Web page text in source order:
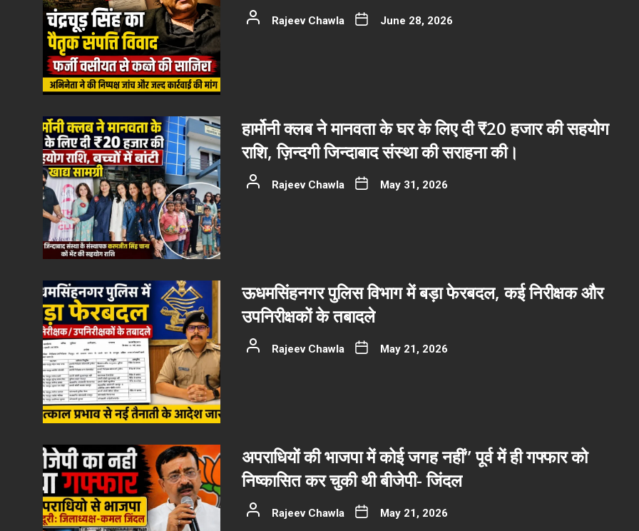
Rajeev Chawla June 28, 2026
हार्मोनी क्लब ने मानवता के घर के लिए दी ₹20 हजार की सहयोग
राशि, ज़िन्दगी जिन्दाबाद संस्था की सराहना की।
Rajeev Chawla May 31, 2026
ऊधमसिंहनगर पुलिस विभाग में बड़ा फेरबदल, कई निरीक्षक और
उपनिरीक्षकों के तबादले
Rajeev Chawla May 21, 2026
अपराधियों की भाजपा में कोई जगह नहीं” पूर्व में ही गफ्फार को
निष्कासित कर चुकी थी बीजेपी- जिंदल
Rajeev Chawla May 21, 2026